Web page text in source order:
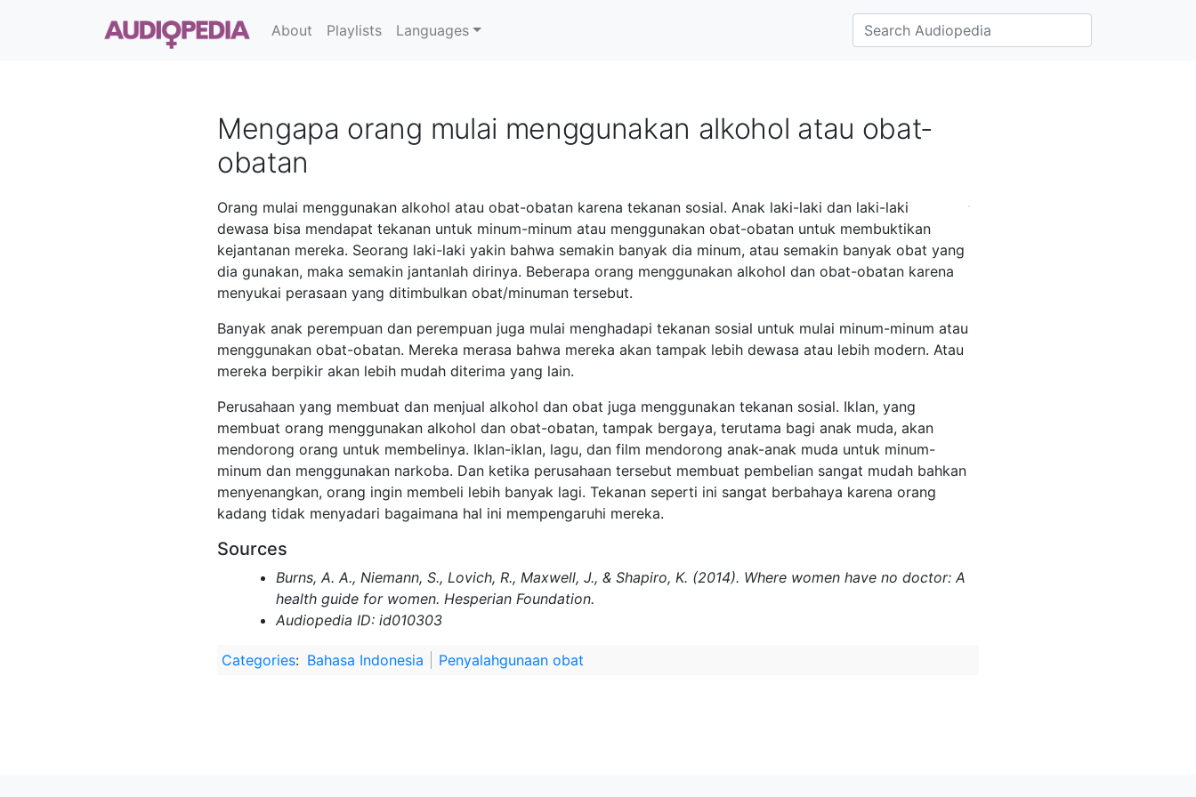
About Playlists Languages
Mengapa orang mulai menggunakan alkohol atau obat-
obatan
Orang mulai menggunakan alkohol atau obat-obatan karena tekanan sosial. Anak laki-laki dan laki-laki
dewasa bisa mendapat tekanan untuk minum-minum atau menggunakan obat-obatan untuk membuktikan
kejantanan mereka. Seorang laki-laki yakin bahwa semakin banyak dia minum, atau semakin banyak obat yang
dia gunakan, maka semakin jantanlah dirinya. Beberapa orang menggunakan alkohol dan obat-obatan karena
menyukai perasaan yang ditimbulkan obat/minuman tersebut.
Banyak anak perempuan dan perempuan juga mulai menghadapi tekanan sosial untuk mulai minum-minum atau
menggunakan obat-obatan. Mereka merasa bahwa mereka akan tampak lebih dewasa atau lebih modern. Atau
mereka berpikir akan lebih mudah diterima yang lain.
Perusahaan yang membuat dan menjual alkohol dan obat juga menggunakan tekanan sosial. Iklan, yang
membuat orang menggunakan alkohol dan obat-obatan, tampak bergaya, terutama bagi anak muda, akan
mendorong orang untuk membelinya. Iklan-iklan, lagu, dan film mendorong anak-anak muda untuk minum-
minum dan menggunakan narkoba. Dan ketika perusahaan tersebut membuat pembelian sangat mudah bahkan
menyenangkan, orang ingin membeli lebih banyak lagi. Tekanan seperti ini sangat berbahaya karena orang
kadang tidak menyadari bagaimana hal ini mempengaruhi mereka.
Sources
Burns, A. A., Niemann, S., Lovich, R., Maxwell, J., & Shapiro, K. (2014). Where women have no doctor: A
health guide for women. Hesperian Foundation.
Audiopedia ID: id010303
Categories: Bahasa Indonesia Penyalahgunaan obat